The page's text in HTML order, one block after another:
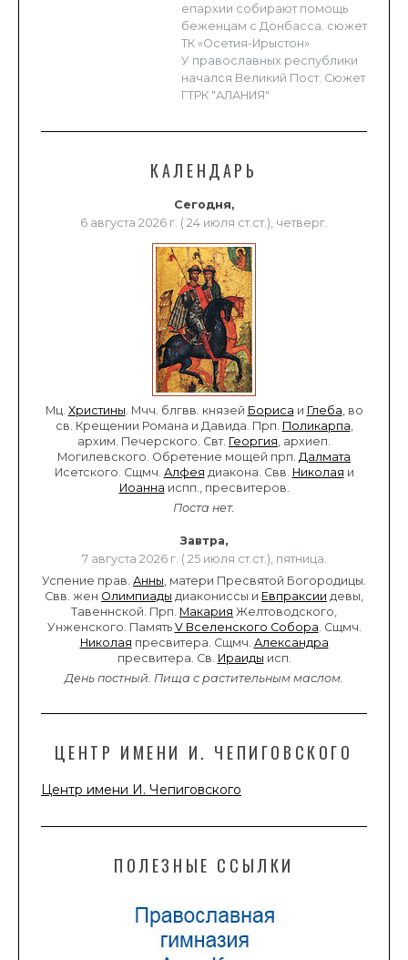
епархии собирают помощь
беженцам с Донбасса. сюжет
ТК «Осетия-Ирыстон»
У православных республики
начался Великий Пост. Сюжет
ГТРК "АЛАНИЯ"
КАЛЕНДАРЬ
Сегодня,
6 августа 2026 г. ( 24 июля ст.ст.), четверг.
Мц. Христины. Мчч. блгвв. князей Бориса и Глеба, во
св. Крещении Романа и Давида. Прп. Поликарпа,
архим. Печерского. Свт. Георгия, архиеп.
Могилевского. Обретение мощей прп. Далмата
Исетского. Сщмч. Алфея диакона. Свв. Николая и
Иоанна испп., пресвитеров.
Поста нет.
Завтра,
7 августа 2026 г. ( 25 июля ст.ст.), пятница.
Успение прав. Анны, матери Пресвятой Богородицы.
Свв. жен Олимпиады диакониссы и Евпраксии девы,
Тавеннской. Прп. Макария Желтоводского,
Унженского. Память V Вселенского Собора. Сщмч.
Николая пресвитера. Сщмч. Александра
пресвитера. Св. Ираиды исп.
День постный. Пища с растительным маслом.
ЦЕНТР ИМЕНИ И. ЧЕПИГОВСКОГО
Центр имени И. Чепиговского
ПОЛЕЗНЫЕ ССЫЛКИ